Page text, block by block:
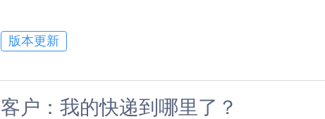
版本更新
客户：我的快递到哪里了？